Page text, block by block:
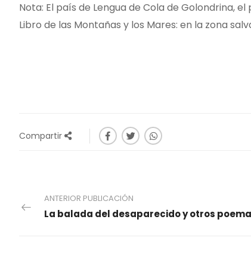
Nota: El país de Lengua de Cola de Golondrina,
Libro de las Montañas y los Mares: en la zona
Compartir
ANTERIOR PUBLICACIÓN